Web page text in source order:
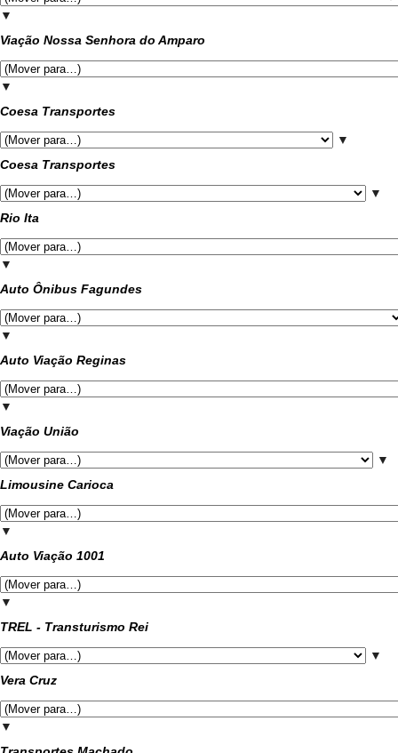
▼
Viação Nossa Senhora do Amparo
▼
Coesa Transportes
▼
Coesa Transportes
▼
Rio Ita
▼
Auto Ônibus Fagundes
▼
Auto Viação Reginas
▼
Viação União
▼
Limousine Carioca
▼
Auto Viação 1001
▼
TREL - Transturismo Rei
▼
Vera Cruz
▼